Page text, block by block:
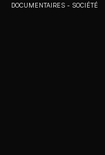
DOCUMENTAIRES SOCIÉTÉ